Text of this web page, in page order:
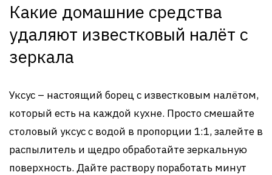
Какие домашние средства
удаляют известковый налёт с
зеркала
Уксус – настоящий борец с известковым налётом,
который есть на каждой кухне. Просто смешайте
столовый уксус с водой в пропорции 1:1, залейте в
распылитель и щедро обработайте зеркальную
поверхность. Дайте раствору поработать минут